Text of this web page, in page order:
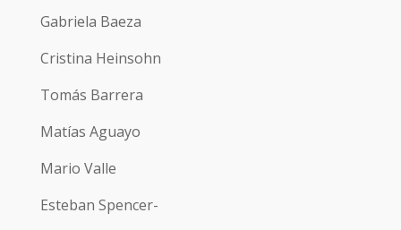
Gabriela Baeza
Cristina Heinsohn
Tomás Barrera
Matías Aguayo
Mario Valle
Esteban Spencer-